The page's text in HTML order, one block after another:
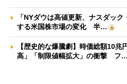
「NYダウは高値更新、ナスダッ
する米国株市場の変化 半…
【歴史的な爆騰劇】時価総額10兆
高」「制限値幅拡大」の衝撃 フ…